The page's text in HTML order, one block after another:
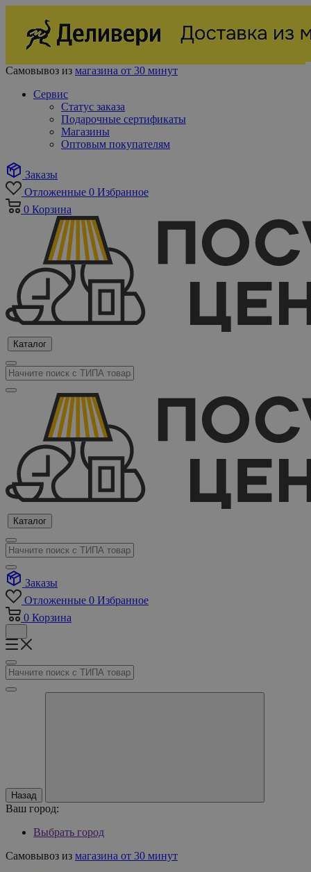
Самовывоз из магазина от 30 минут
Сервис
Статус заказа
Подарочные сертификаты
Магазины
Оптовым покупателям
Заказы
Отложенные 0 Избранное
0 Корзина
Каталог
Каталог
Заказы
Отложенные 0 Избранное
0 Корзина
Назад
Ваш город:
Выбрать город
Самовывоз из магазина от 30 минут